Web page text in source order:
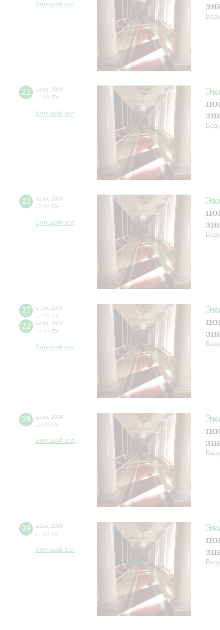
Большой зал
22 июля 2024
12:00 Пн
Большой зал
22 июля 2024
17:00 Пн
Большой зал
27 июля 2024
12:00 Сб
22 июля 2024
14:00 Пн
Большой зал
29 июля 2024
12:00 Пн
Большой зал
29 июля 2024
17:00 Пн
Большой зал